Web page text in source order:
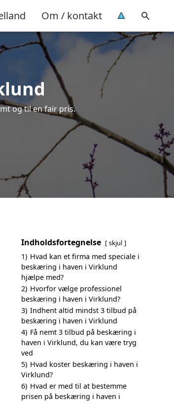
Om / kontakt
og til en fair pris.
Indholdsfortegnelse skjul
1) Hvad kan et firma med speciale i
beskæring i haven i Virklund
hjælpe med?
2) Hvorfor vælge professionel
beskæring i haven i Virklund?
3) Indhent altid mindst 3 tilbud på
beskæring i haven i Virklund
4) Få nemt 3 tilbud på beskæring i
haven i Virklund, du kan være tryg
ved
5) Hvad koster beskæring i haven i
Virklund?
6) Hvad er med til at bestemme
prisen på beskæring i haven i